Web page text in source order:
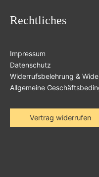
Rechtliches
Impressum
Datenschutz
Widerrufsbelehrung &
Allgemeine
Vertrag widerrufen